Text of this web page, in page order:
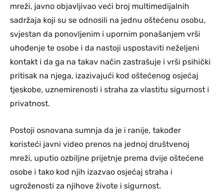
mreži, javno objavljivao veći broj multimedijalnih
sadržaja koji su se odnosili na jednu oštećenu osobu,
svjestan da ponovljenim i upornim ponašanjem vrši
uhođenje te osobe i da nastoji uspostaviti neželjeni
kontakt i da ga na takav način zastrašuje i vrši psihički
pritisak na njega, izazivajući kod oštećenog osjećaj
tjeskobe, uznemirenosti i straha za vlastitu sigurnost i
privatnost.
Postoji osnovana sumnja da je i ranije, također
koristeći javni video prenos na jednoj društvenoj
mreži, uputio ozbiljne prijetnje prema dvije oštećene
osobe i tako kod njih izazvao osjećaj straha i
ugroženosti za njihove živote i sigurnost.